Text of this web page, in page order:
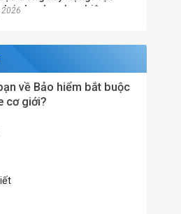
lợi cho doanh nghiệp,
2026
về Bảo hiểm bắt buộc
cơ giới?